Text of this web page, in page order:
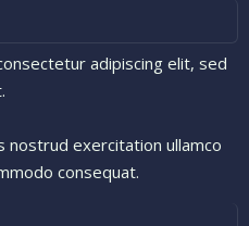
adipiscing elit, sed
nostrud exercitation ullamco
consequat.